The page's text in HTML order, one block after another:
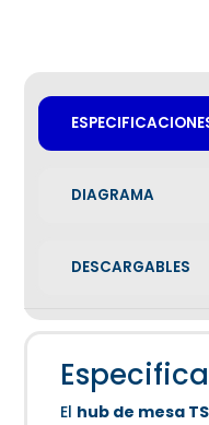
DIAGRAMA
DESCARGABLES
El hub de mesa